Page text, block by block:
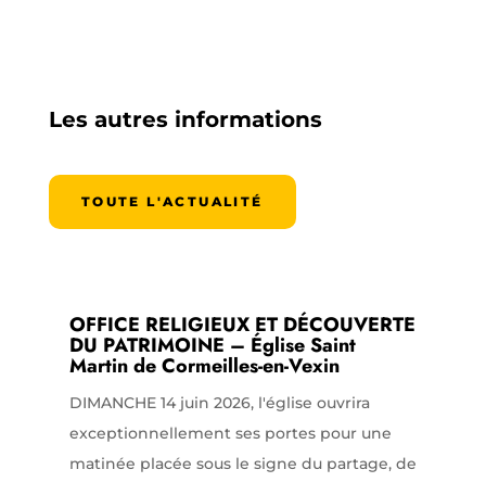
Les autres informations
TOUTE L'ACTUALITÉ
OFFICE RELIGIEUX ET DÉCOUVERTE
DU PATRIMOINE – Église Saint
Martin de Cormeilles-en-Vexin
DIMANCHE 14 juin 2026, l'église ouvrira
exceptionnellement ses portes pour une
matinée placée sous le signe du partage, de